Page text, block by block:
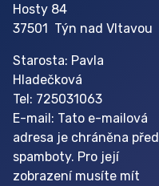
Hosty 84
37501 Týn nad Vltavou
Starosta: Pavla
Hladečková
Tel: 725031063
E-mail: Tato e-mailová
adresa je chráněna před
spamboty. Pro její
zobrazení musíte mít